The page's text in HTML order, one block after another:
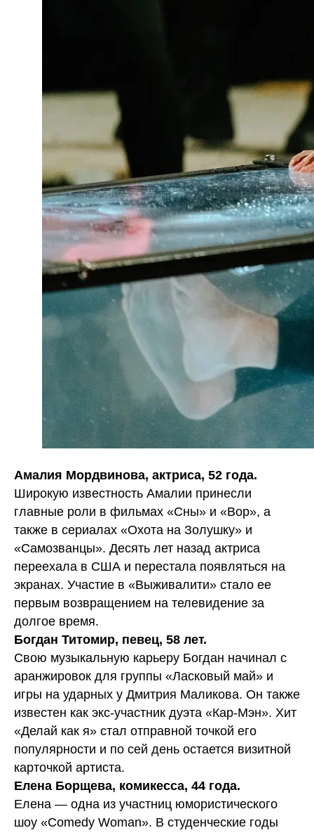
Амалия Мордвинова, актриса, 52 года.
Широкую известность Амалии принесли
главные роли в фильмах «Сны» и «Вор», а
также в сериалах «Охота на Золушку» и
«Самозванцы». Десять лет назад актриса
переехала в США и перестала появляться на
экранах. Участие в «Выживалити» стало ее
первым возвращением на телевидение за
долгое время.
Богдан Титомир, певец, 58 лет.
Свою музыкальную карьеру Богдан начинал с
аранжировок для группы «Ласковый май» и
игры на ударных у Дмитрия Маликова. Он также
известен как экс-участник дуэта «Кар-Мэн». Хит
«Делай как я» стал отправной точкой его
популярности и по сей день остается визитной
карточкой артиста.
Елена Борщева, комикесса, 44 года.
Елена — одна из участниц юмористического
шоу «Comedy Woman». В студенческие годы